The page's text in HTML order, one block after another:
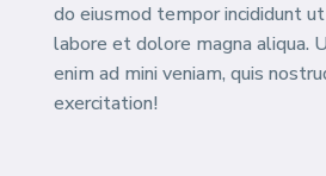
do eiusmod tempor incididunt ut
labore et dolore magna aliqua.
enim ad mini veniam, quis
exercitation!